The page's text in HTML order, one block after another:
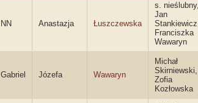
NN Anastazja Łuszczewska
s. nieślubny,
Jan
Franciszka
Wawaryn
Gabriel Józefa Wawaryn
Michał
Skirniewski,
Zofia
Kozłowska